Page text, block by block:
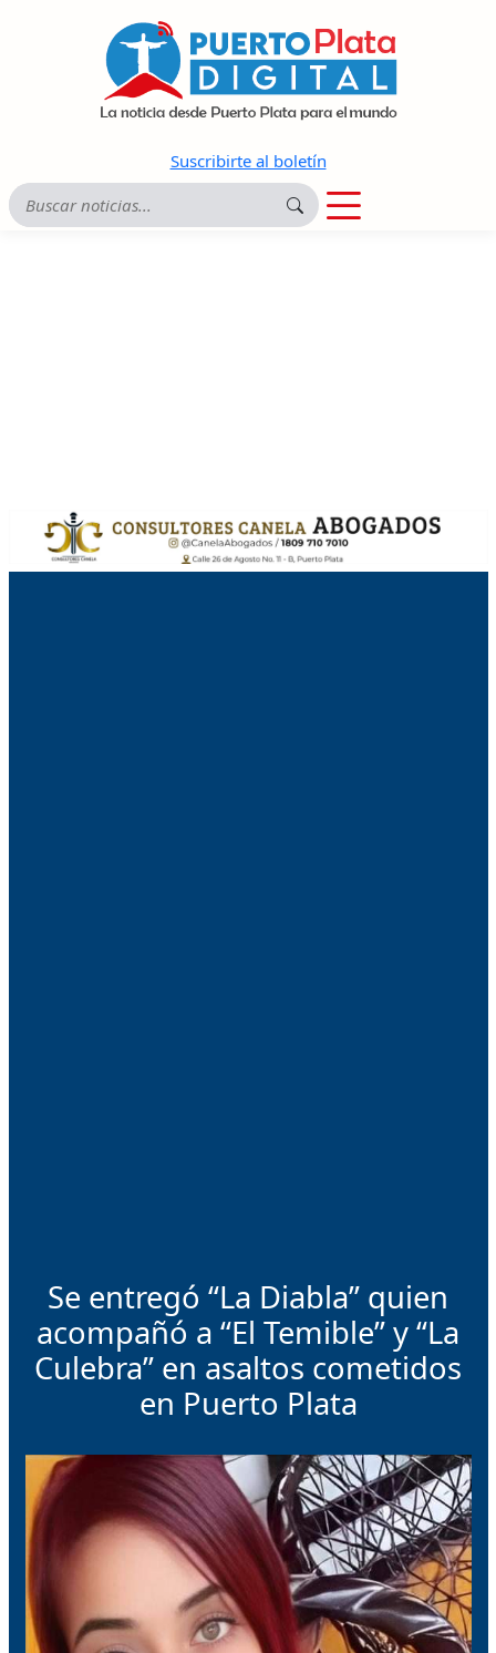
Suscribirte al boletín
Se entregó “La Diabla” quien
acompañó a “El Temible” y “La
Culebra” en asaltos cometidos
en Puerto Plata